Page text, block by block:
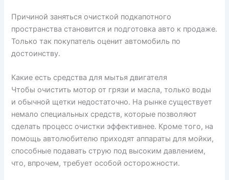
Причиной заняться очисткой подкапотного
пространства становится и подготовка авто к продаже.
Только так покупатель оценит автомобиль по
достоинству.
Какие есть средства для мытья двигателя
Чтобы очистить мотор от грязи и масла, только воды
и обычной щетки недостаточно. На рынке существует
немало специальных средств, которые позволяют
сделать процесс очистки эффективнее. Кроме того, на
помощь автолюбителю приходят аппараты для мойки,
способные подавать струю под высоким давлением,
что, впрочем, требует особой осторожности.